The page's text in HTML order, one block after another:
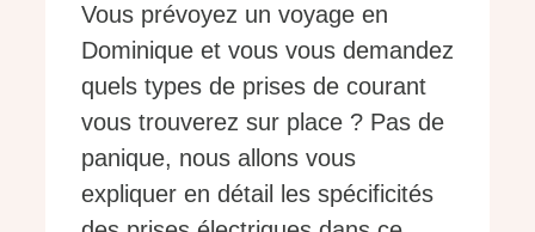
Vous prévoyez un voyage en
Dominique et vous vous demandez
quels types de prises de courant
vous trouverez sur place ? Pas de
panique, nous allons vous
expliquer en détail les spécificités